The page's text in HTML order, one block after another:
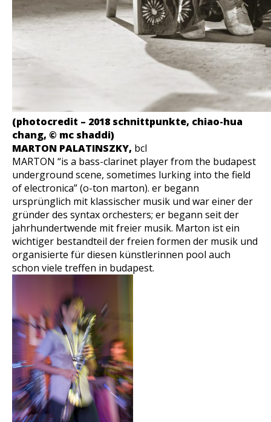
(photocredit – 2018 schnittpunkte, chiao-hua
chang, © mc shaddi)
MARTON PALATINSZKY, bcl
MARTON “is a bass-clarinet player from the budapest
underground scene, sometimes lurking into the field
of electronica” (o-ton marton). er begann
ursprünglich mit klassischer musik und war einer der
gründer des syntax orchesters; er begann seit der
jahrhundertwende mit freier musik. Marton ist ein
wichtiger bestandteil der freien formen der musik und
organisierte für diesen künstlerinnen pool auch
schon viele treffen in budapest.